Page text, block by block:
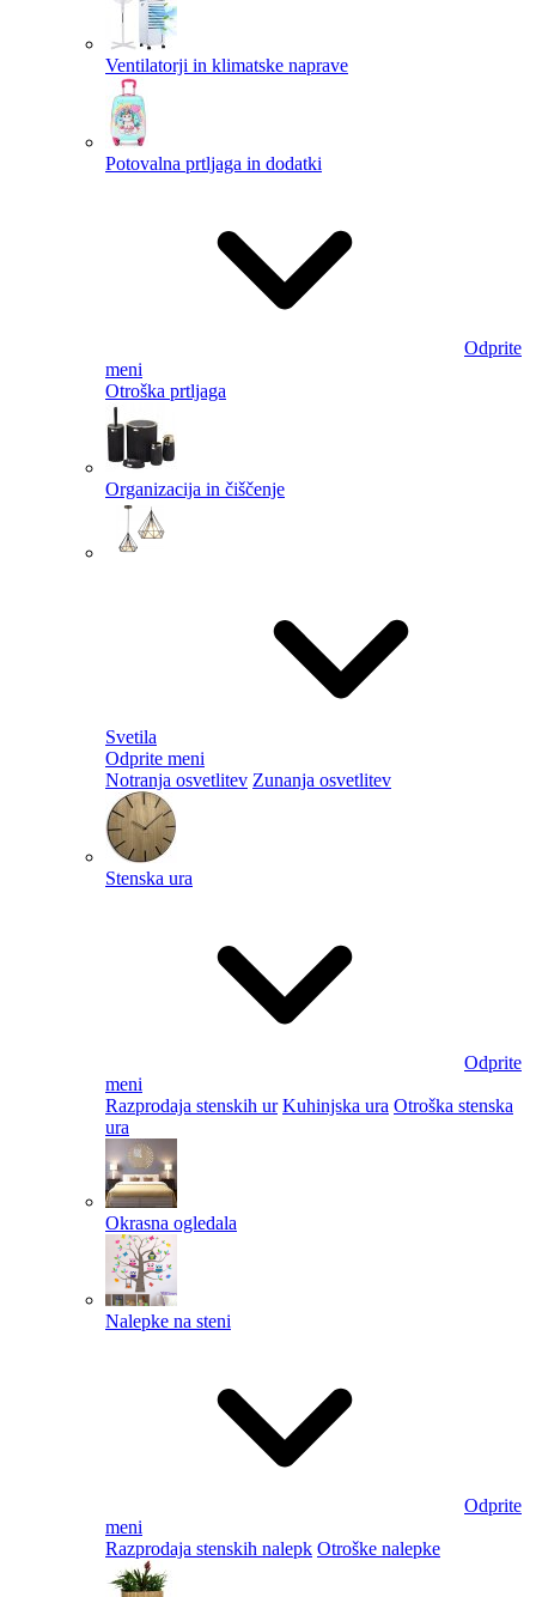
Ventilatorji in klimatske naprave
Potovalna prtljaga in dodatki
Odprite
meni
Otroška prtljaga
Organizacija in čiščenje
Svetila
Odprite meni
Notranja osvetlitev Zunanja osvetlitev
Stenska ura
Odprite
meni
Razprodaja stenskih ur Kuhinjska ura Otroška stenska
ura
Okrasna ogledala
Nalepke na steni
Odprite
meni
Razprodaja stenskih nalepk Otroške nalepke